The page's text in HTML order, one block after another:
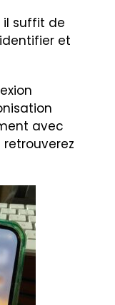
il suffit de
et
avec